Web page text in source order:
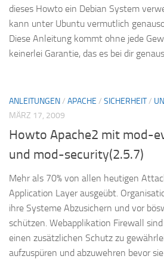
dieses Howto ein Debian System
kann unter Ubuntu vermutlich
Diese Anleitung kommt ohne jede
keinerlei Garantie, das es bei dir
ANLEITUNGEN/ APACHE / SICHERHEIT/
MÄRZ 17, 2009
Howto Apache2 mit mod-
und mod-security(2.5.7)
Mehr als 70% von allen heutigen
Application Layer ausgeübt.
ihre Systeme Abzusichern und vor
schützen. Webapplikation Firewall
einen zusätzlichen Schutz zu
aufzuspüren und abzuwehren bevor